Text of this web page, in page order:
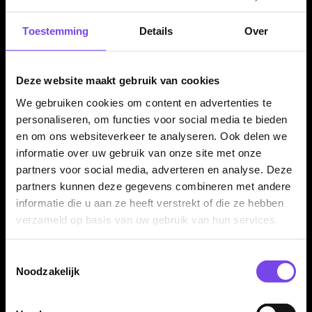
Toestemming Details Over
Deze website maakt gebruik van cookies
We gebruiken cookies om content en advertenties te
personaliseren, om functies voor social media te bieden
en om ons websiteverkeer te analyseren. Ook delen we
informatie over uw gebruik van onze site met onze
partners voor social media, adverteren en analyse. Deze
partners kunnen deze gegevens combineren met andere
informatie die u aan ze heeft verstrekt of die ze hebben
verzameld op basis van uw gebruik van hun services.
Noodzakelijk
een belangrijk onderdeel is. Dit systeem is ontwikkeld om
punten eenvoudiger te vervangen en je set-up sneller aan te
Verkrijgbaar in 22.5 gram
De Caliburn Chord C3 90% dartpijlen zijn verkrijgbaar in 22.5
gram. Daarmee kies je voor een middengewicht met een
gecontroleerd gevoel en voldoende stabiliteit tijdens de worp.
Compleet geleverd als set van 3 dartpijlen
De Caliburn Chord C3 90% dartpijlen worden geleverd als
spelen en je set-up later verder afstemmen met andere flights,